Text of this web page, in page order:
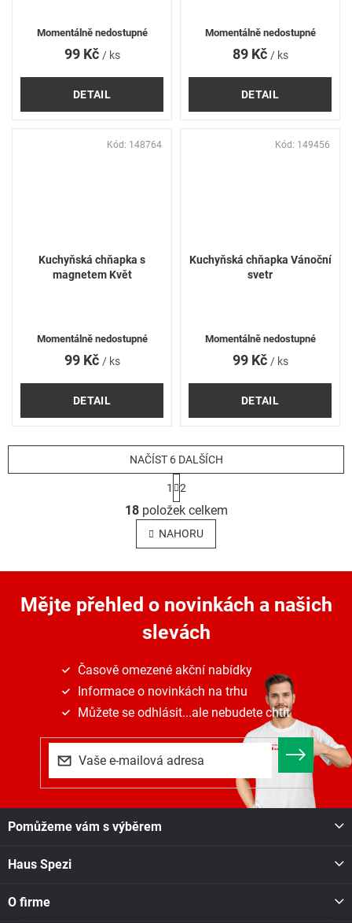
99 Kč / ks
DETAIL
Momentálně nedostupné
89 Kč / ks
DETAIL
Momentálně nedostupné
Kuchyňská chňapka s
magnetem Květ
99 Kč / ks
DETAIL
Momentálně nedostupné
Kód: 148764
Kuchyňská chňapka Vánoční
svetr
99 Kč / ks
DETAIL
Momentálně nedostupné
Kód: 149456
O
v
l
á
í
r
k
y
v
ý
i
s
NAČÍST 6 DALŠÍCH
t
r
á
n
k
v
n
í
1 2
18položek celkem
NAHORU
Mějte přehled o novinkách a našich
slevách
Časově omezené akční nabídky
Informace o novinkách na trhu
Můžete se odhlásit...ale nebudete chtít
Pomůžeme vám s výběrem
Haus Spezi
O firme